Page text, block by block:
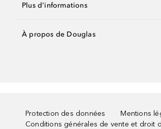
Plus d'informations
À propos de Douglas
Protection des données Mentions
Conditions générales de vente et droit